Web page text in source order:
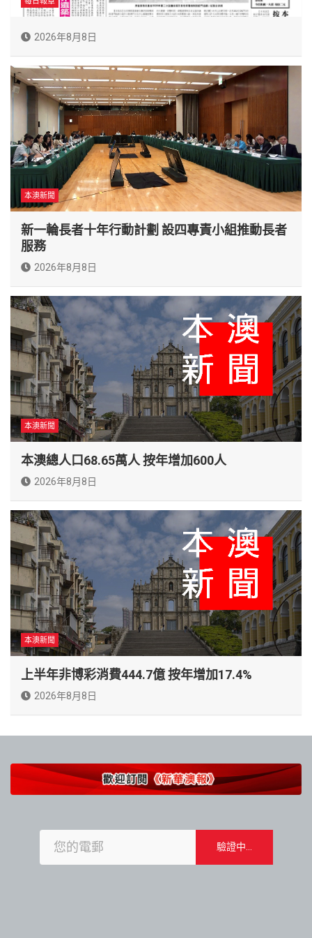
2026年8月8日
本澳新聞
新一輪長者十年行動計劃 設四專責小組推動長者
服務
2026年8月8日
本澳新聞
本澳總人口68.65萬人 按年增加600人
2026年8月8日
本澳新聞
上半年非博彩消費444.7億 按年增加17.4%
2026年8月8日